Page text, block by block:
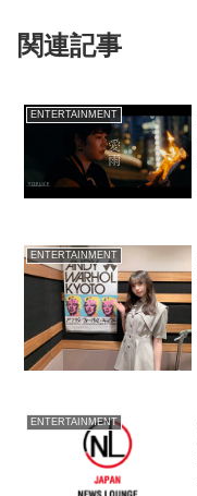
関連記事
ENTERTAINMENT
ENTERTAINMENT
ENTERTAINMENT